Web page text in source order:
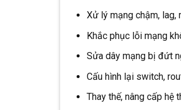
Xử lý mạng chậm, lag,
Khắc phục lỗi mạng
Sửa dây mạng bị đứt
Cấu hình lại switch,
Thay thế, nâng cấp hệ